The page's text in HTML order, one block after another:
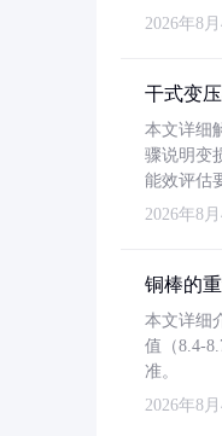
2026年8月
干式变
本文详细
骤说明变
能效评估
2026年8月
铜棒的
本文详细
值（8.4-
准。
2026年8月